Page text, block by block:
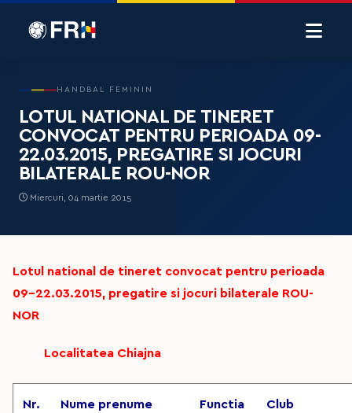
HANDBAL FEMININ
LOTUL NATIONAL DE TINERET
CONVOCAT PENTRU PERIOADA 09-
22.03.2015, PREGATIRE SI JOCURI
BILATERALE ROU-NOR
Miercuri, 04 martie 2015
Lotul national de tineret convocat pentru perioada
09-22.03.2015, pregatire si jocuri bilaterale ROU-
NOR
Localitatea Chiajna
Nr. Nume prenume Functia Club